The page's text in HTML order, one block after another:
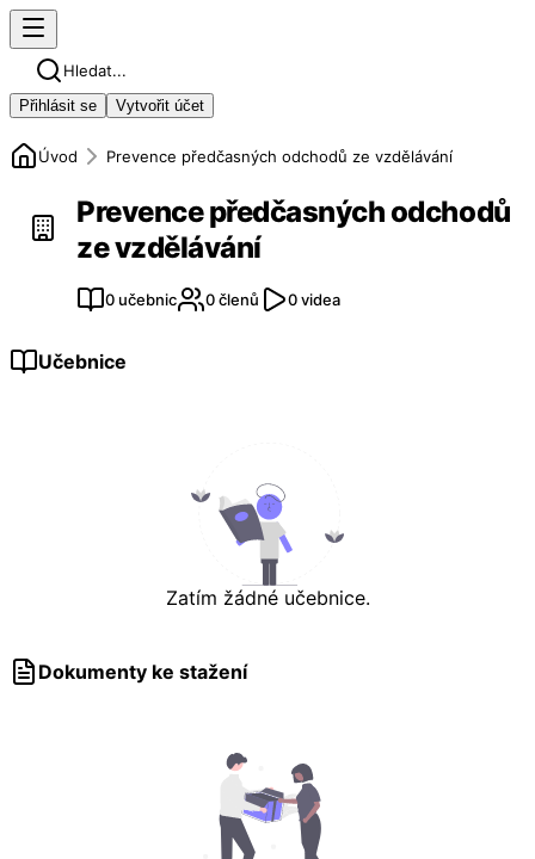
Hledat...
Přihlásit se Vytvořit účet
Úvod Prevence předčasných odchodů ze vzdělávání
Prevence předčasných odchodů
ze vzdělávání
0 učebnic 0 členů 0 videa
Učebnice
Zatím žádné učebnice.
Dokumenty ke stažení